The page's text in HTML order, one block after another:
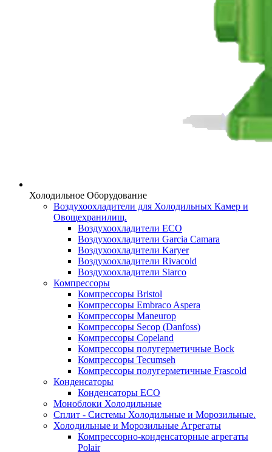
Холодильное Оборудование
Воздухоохладители для Холодильных Камер и
Овощехранилищ.
Воздухоохладители ECO
Воздухоохладители Garcia Camara
Воздухоохладители Karyer
Воздухоохладители Rivacold
Воздухоохладители Siarco
Компрессоры
Компрессоры Bristol
Компрессоры Embraco Aspera
Компрессоры Maneurop
Компрессоры Secop (Danfoss)
Компрессоры Copeland
Компрессоры полугерметичные Bock
Компрессоры Tecumseh
Компрессоры полугерметичные Frascold
Конденсаторы
Конденсаторы ECO
Моноблоки Холодильные
Сплит - Системы Холодильные и Морозильные.
Холодильные и Морозильные Агрегаты
Компрессорно-конденсаторные агрегаты
Polair